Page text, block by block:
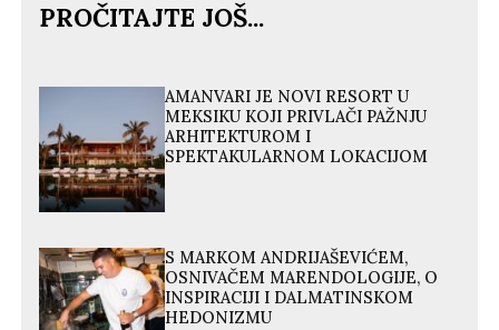
PROČITAJTE JOŠ...
AMANVARI JE NOVI RESORT U
MEKSIKU KOJI PRIVLAČI PAŽNJU
ARHITEKTUROM I
SPEKTAKULARNOM LOKACIJOM
S MARKOM ANDRIJAŠEVIĆEM,
OSNIVAČEM MARENDOLOGIJE, O
INSPIRACIJI I DALMATINSKOM
HEDONIZMU